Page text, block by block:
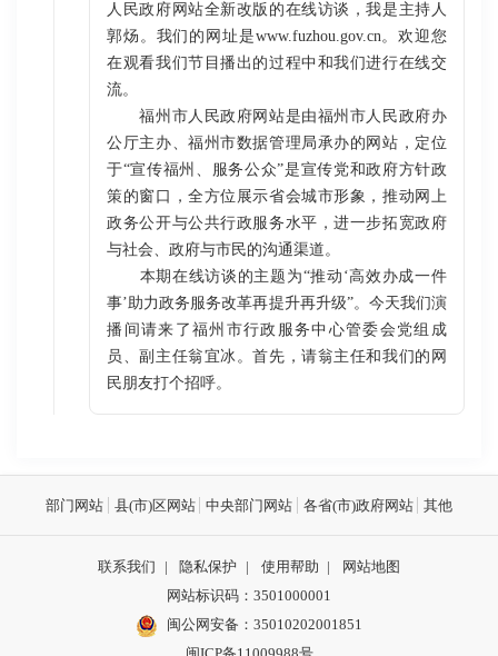
人民政府网站全新改版的在线访谈，我是主持人
郭炀。我们的网址是www.fuzhou.gov.cn。欢迎您
在观看我们节目播出的过程中和我们进行在线交
流。
福州市人民政府网站是由福州市人民政府办
公厅主办、福州市数据管理局承办的网站，定位
于“宣传福州、服务公众”是宣传党和政府方针政
策的窗口，全方位展示省会城市形象，推动网上
政务公开与公共行政服务水平，进一步拓宽政府
与社会、政府与市民的沟通渠道。
本期在线访谈的主题为“推动‘高效办成一件
事’助力政务服务改革再提升再升级”。今天我们演
播间请来了福州市行政服务中心管委会党组成
员、副主任翁宜冰。首先，请翁主任和我们的网
民朋友打个招呼。
部门网站 县(市)区网站 中央部门网站 各省(市)政府网站 其他
联系我们 | 隐私保护 | 使用帮助 |
网站地图
网站标识码：3501000001
闽公网安备： 35010202001851